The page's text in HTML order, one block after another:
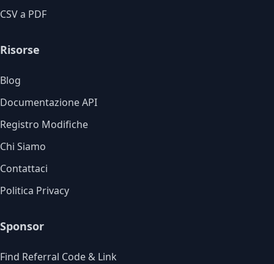
CSV a PDF
Risorse
Blog
Documentazione API
Registro Modifiche
Chi Siamo
Contattaci
Politica Privacy
Sponsor
Find Referral Code & Link